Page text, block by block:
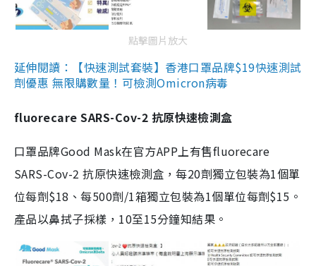
點擊圖片放大
延伸閱讀：【快速測試套裝】香港口罩品牌$19快速測試
劑優惠 無限購數量！可檢測Omicron病毒
fluorecare SARS-Cov-2 抗原快速檢測盒
口罩品牌Good Mask在官方APP上有售fluorecare
SARS-Cov-2 抗原快速檢測盒，每20劑獨立包裝為1個單
位每劑$18、每500劑/1箱獨立包裝為1個單位每劑$15。
產品以鼻拭子採樣，10至15分鐘知結果。